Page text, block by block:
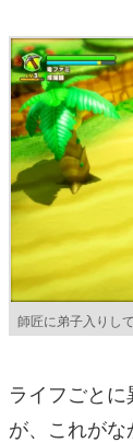
師匠に弟子入りし
ライフごと
が、これが